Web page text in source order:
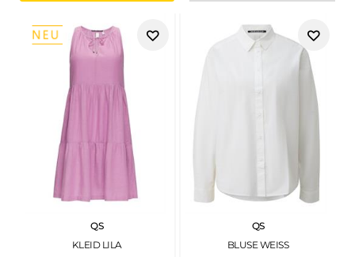
QS
KLEID LILA
QS
BLUSE WEISS